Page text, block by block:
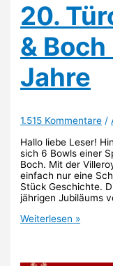
20.
&
Jahre
1.515 Kommentare /
Hallo liebe Leser!
sich 6 Bowls einer
Boch. Mit der
einfach nur eine
Stück Geschichte.
jährigen Jubiläums
20.
Boch
Weiterlesen »